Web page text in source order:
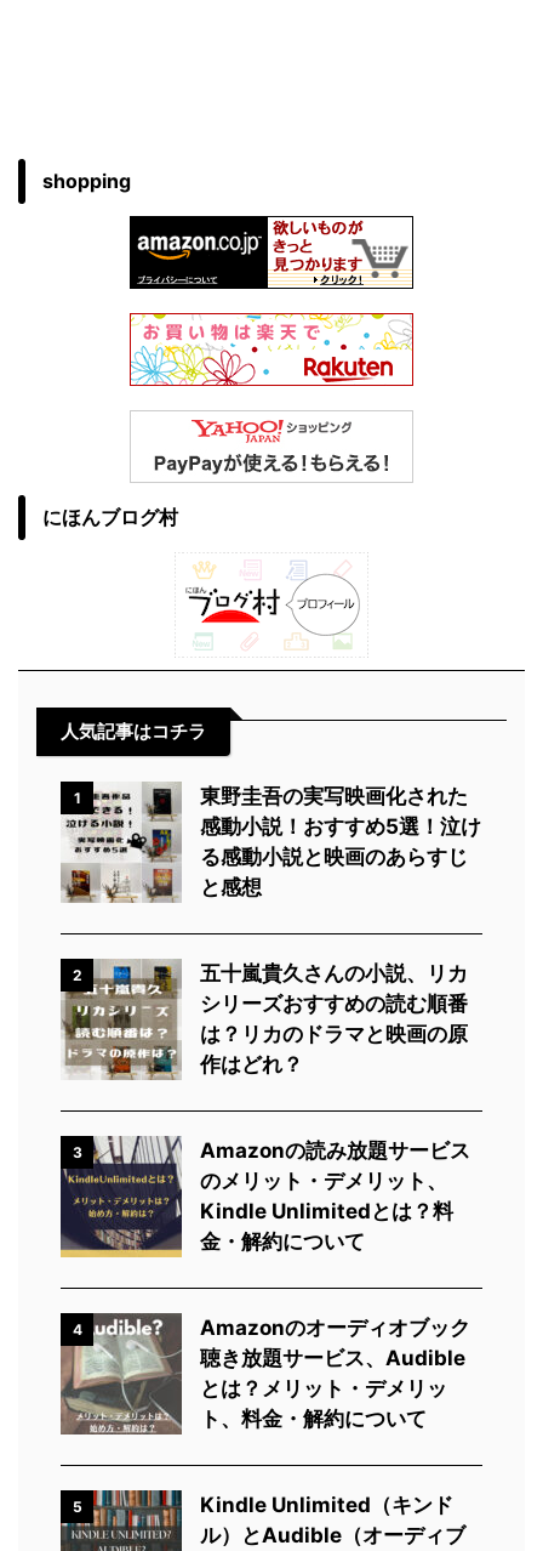
shopping
にほんブログ村
人気記事はコチラ
1
東野圭吾の実写映画化された
感動小説！おすすめ5選！泣け
る感動小説と映画のあらすじ
と感想
2
五十嵐貴久さんの小説、リカ
シリーズおすすめの読む順番
は？リカのドラマと映画の原
作はどれ？
3
Amazonの読み放題サービス
のメリット・デメリット、
Kindle Unlimitedとは？料
金・解約について
4
Amazonのオーディオブック
聴き放題サービス、Audible
とは？メリット・デメリッ
ト、料金・解約について
5
Kindle Unlimited（キンド
ル）とAudible（オーディブ